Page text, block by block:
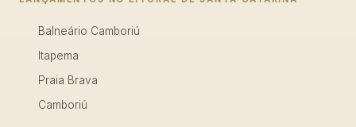
Balneário Camboriú
Itapema
Praia Brava
Camboriú